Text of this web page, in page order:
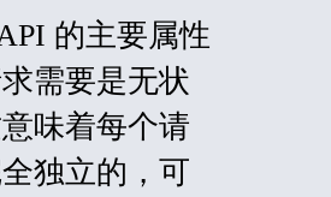
的主要属性
需要是无状
味着每个请
独立的，可